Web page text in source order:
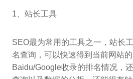
1、站长工具
SEO最为常用的工具之一，站长
名查询，可以快速得到当前网站
Baidu/Google收录的排名情况，